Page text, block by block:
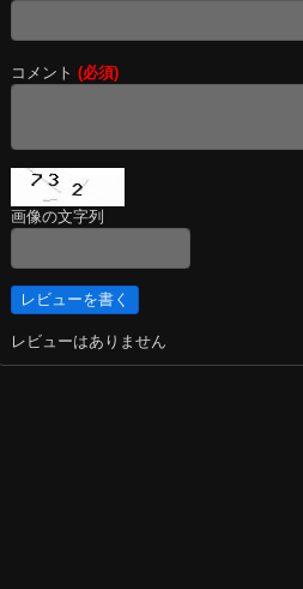
コメント (必須)
画像の文字列
レビューはありません